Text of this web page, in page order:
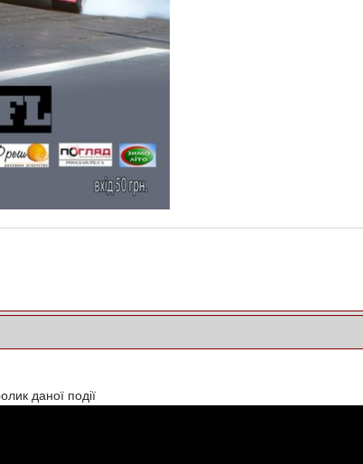
даної події